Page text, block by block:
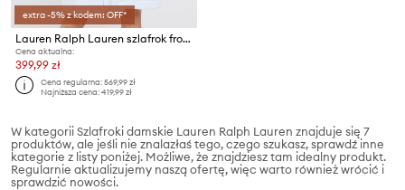
extra -5% z kodem: OFF*
Lauren Ralph Lauren szlafrok frotte damski bawełniany
Cena aktualna:
399,99 zł
Cena regularna:569,99 zł
Najniższa cena:419,99 zł
W kategorii Szlafroki damskie Lauren Ralph Lauren znajduje się 7
produktów, ale jeśli nie znalazłaś tego, czego szukasz, sprawdź inne
kategorie z listy poniżej. Możliwe, że znajdziesz tam idealny produkt.
Regularnie aktualizujemy naszą ofertę, więc warto również wrócić i
sprawdzić nowości.